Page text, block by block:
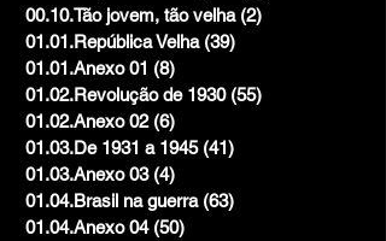
00.10.Tão jovem, tão velha (2)
01.01.República Velha (39)
01.01.Anexo 01 (8)
01.02.Revolução de 1930 (55)
01.02.Anexo 02 (6)
01.03.De 1931 a 1945 (41)
01.03.Anexo 03 (4)
01.04.Brasil na guerra (63)
01.04.Anexo 04 (50)